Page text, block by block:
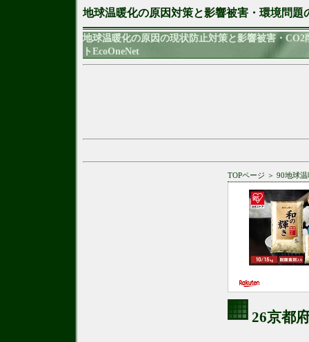
地球温暖化の原因対策と影響被害・環境問題
地球温暖化の原因の現状防止対策と影響被害・
トEcoOneNet
TOPページ ＞ 90地球
26京都